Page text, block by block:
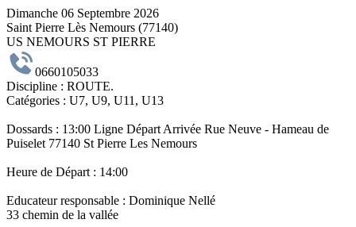
Dimanche 06 Septembre 2026
Saint Pierre Lès Nemours (77140)
US NEMOURS ST PIERRE
0660105033
Discipline : ROUTE.
Catégories : U7, U9, U11, U13
Dossards : 13:00 Ligne Départ Arrivée Rue Neuve - Hameau de
Puiselet 77140 St Pierre Les Nemours
Heure de Départ : 14:00
Educateur responsable : Dominique Nellé
33 chemin de la vallée